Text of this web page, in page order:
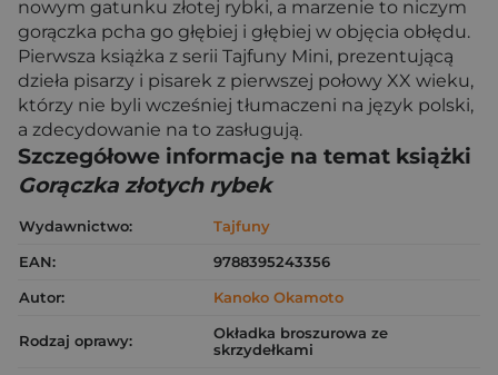
nowym gatunku złotej rybki, a marzenie to niczym
gorączka pcha go głębiej i głębiej w objęcia obłędu.
Pierwsza książka z serii Tajfuny Mini, prezentującą
dzieła pisarzy i pisarek z pierwszej połowy XX wieku,
którzy nie byli wcześniej tłumaczeni na język polski,
a zdecydowanie na to zasługują.
Szczegółowe informacje na temat książki
Gorączka złotych rybek
Wydawnictwo:
Tajfuny
EAN:
9788395243356
Autor:
Kanoko Okamoto
Rodzaj oprawy:
Okładka broszurowa ze
skrzydełkami